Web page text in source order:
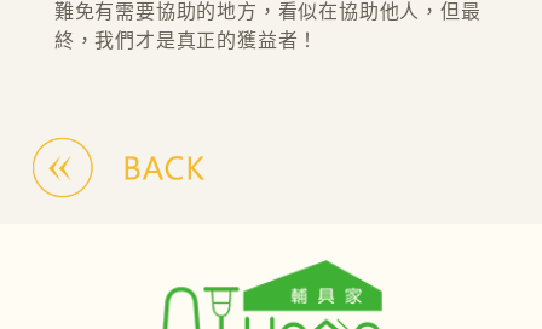
難免有需要協助的地方，看似在協助他人，但最
終，我們才是真正的獲益者！